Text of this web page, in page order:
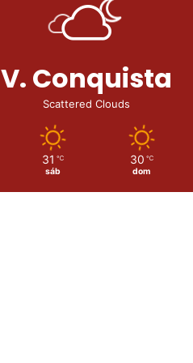
V. Conquista
Scattered Clouds
31 ℃
sáb
30 ℃
dom